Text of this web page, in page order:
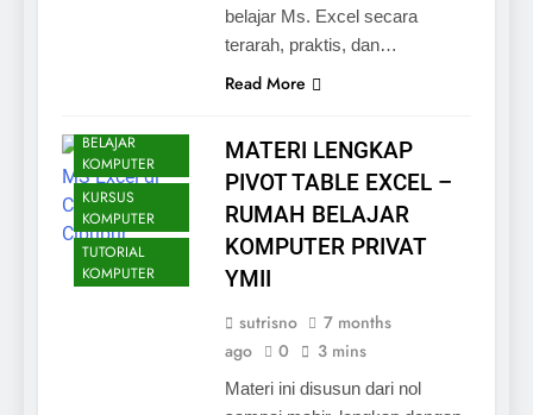
belajar Ms. Excel secara
terarah, praktis, dan…
Read More
BELAJAR
KOMPUTER
KURSUS
KOMPUTER
TUTORIAL
KOMPUTER
MATERI LENGKAP
PIVOT TABLE EXCEL –
RUMAH BELAJAR
KOMPUTER PRIVAT
YMII
sutrisno
7 months
ago
0 3 mins
Materi ini disusun dari nol